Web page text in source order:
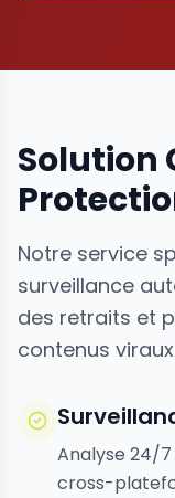
Solution
Notre service
surveillance
des retraits et
contenus
Analyse 24/
cross-